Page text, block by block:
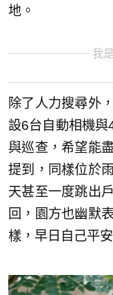
地。
我
除了人力搜尋外
設6台自動相機與
與巡查，希望能
提到，同樣位於
天甚至一度跳出
回，園方也幽默
樣，早日自己平